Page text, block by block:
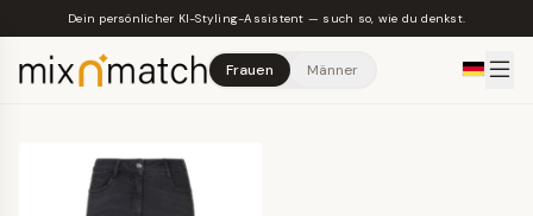
Skip to main content
Dein persönlicher KI-Styling-Assistent — such so, wie du denkst.
Frauen Männer